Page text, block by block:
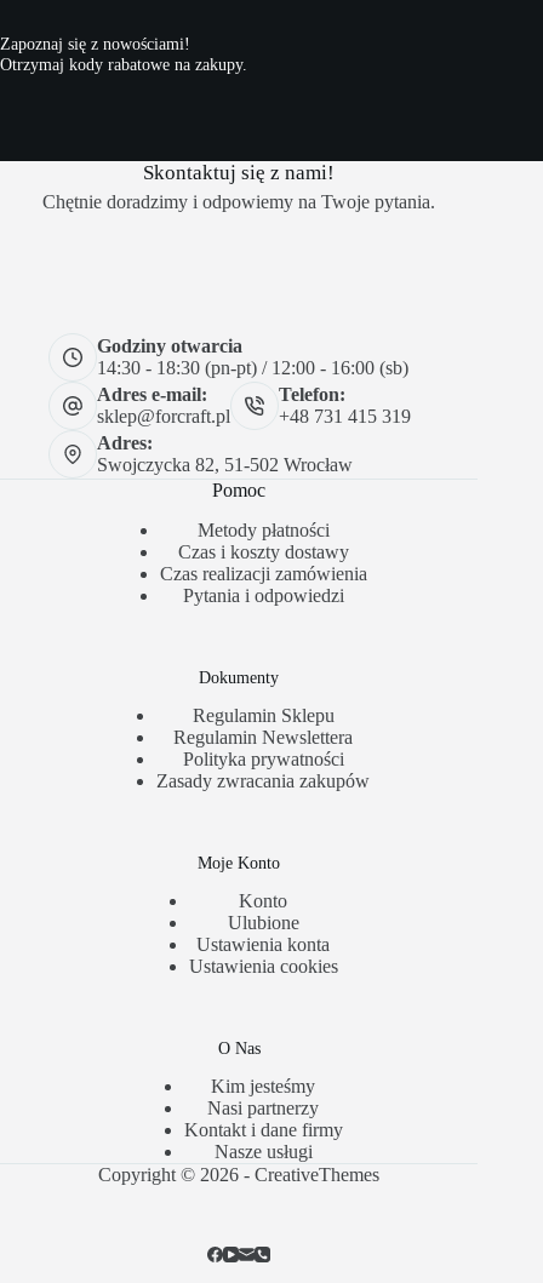
Zapoznaj się z nowościami!
Otrzymaj kody rabatowe na zakupy.
Skontaktuj się z nami!
Chętnie doradzimy i odpowiemy na Twoje pytania.
Godziny otwarcia
14:30 - 18:30 (pn-pt) / 12:00 - 16:00 (sb)
Adres e-mail:
sklep@forcraft.pl
Telefon:
+48 731 415 319
Adres:
Swojczycka 82, 51-502 Wrocław
Pomoc
Metody płatności
Czas i koszty dostawy
Czas realizacji zamówienia
Pytania i odpowiedzi
Dokumenty
Regulamin Sklepu
Regulamin Newslettera
Polityka prywatności
Zasady zwracania zakupów
Moje Konto
Konto
Ulubione
Ustawienia konta
Ustawienia cookies
O Nas
Kim jesteśmy
Nasi partnerzy
Kontakt i dane firmy
Nasze usługi
Copyright © 2026 -CreativeThemes